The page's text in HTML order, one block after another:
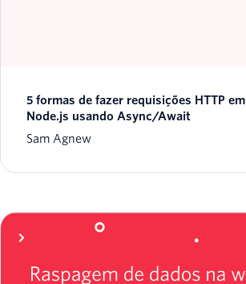
5 formas de fazer requisições HTTP em
Node.js usando Async/Await
Sam Agnew